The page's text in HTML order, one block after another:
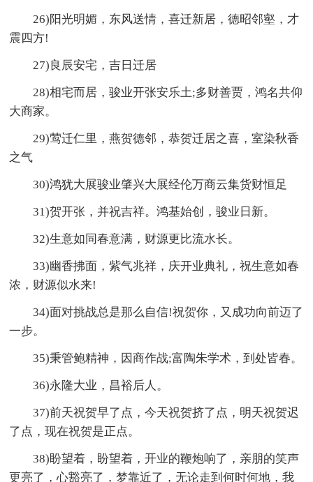
26)阳光明媚，东风送情，喜迁新居，德昭邻壑，才
震四方!
27)良辰安宅，吉日迁居
28)相宅而居，骏业开张安乐土;多财善贾，鸿名共仰
大商家。
29)莺迁仁里，燕贺德邻，恭贺迁居之喜，室染秋香
之气
30)鸿犹大展骏业肇兴大展经伦万商云集货财恒足
31)贺开张，并祝吉祥。鸿基始创，骏业日新。
32)生意如同春意满，财源更比流水长。
33)幽香拂面，紫气兆祥，庆开业典礼，祝生意如春
浓，财源似水来!
34)面对挑战总是那么自信!祝贺你，又成功向前迈了
一步。
35)秉管鲍精神，因商作战;富陶朱学术，到处皆春。
36)永隆大业，昌裕后人。
37)前天祝贺早了点，今天祝贺挤了点，明天祝贺迟
了点，现在祝贺是正点。
38)盼望着，盼望着，开业的鞭炮响了，亲朋的笑声
更亮了，心豁亮了，梦靠近了，无论走到何时何地，我